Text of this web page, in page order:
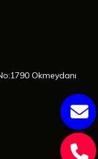
Okmeydanı